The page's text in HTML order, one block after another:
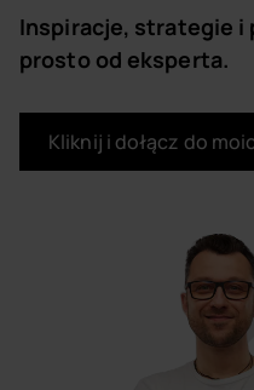
Inspiracje, strategie i
prosto od eksperta.
Kliknij i dołącz do